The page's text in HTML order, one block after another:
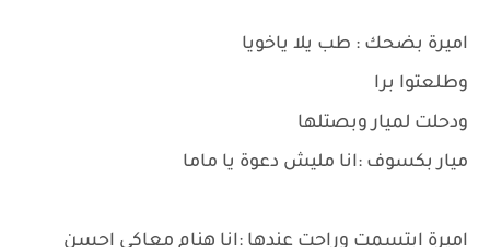
اميرة بضحك : طب يلا ياخويا
وطلعتوا برا
ودحلت لميار وبصتلها
ميار بكسوف :انا مليش دعوة يا ماما
اميرة ابتسمت وراحت عندها :انا هنام معاكي احسن